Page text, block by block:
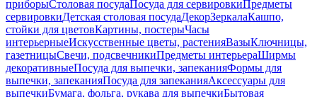
приборыСтоловая посудаПосуда для сервировкиПредметы
сервировкиДетская столовая посудаДекорЗеркалаКашпо,
стойки для цветовКартины, постерыЧасы
интерьерныеИскусственные цветы, растенияВазыКлючницы,
газетницыСвечи, подсвечникиПредметы интерьераШирмы
декоративныеПосуда для выпечки, запеканияФормы для
выпечки, запеканияПосуда для запеканияАксессуары для
выпечкиБумага, фольга, рукава для выпечкиБытовая